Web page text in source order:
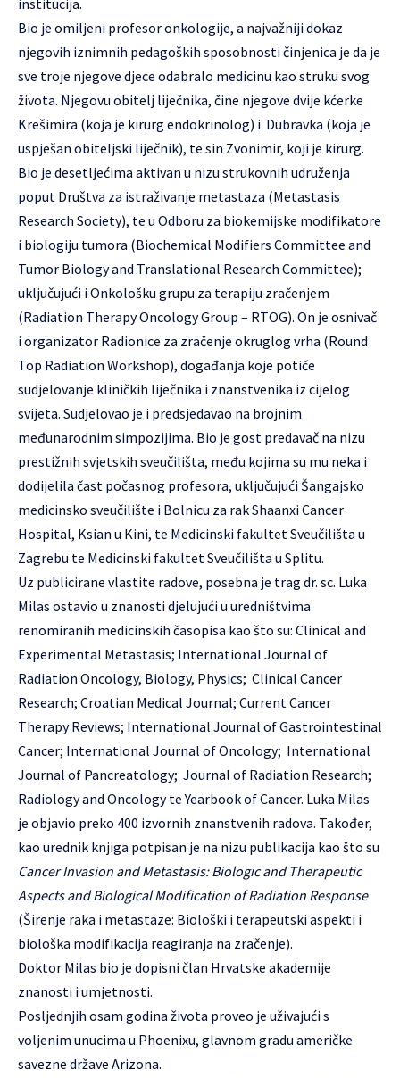
institucija.
Bio je omiljeni profesor onkologije, a najvažniji dokaz
njegovih iznimnih pedagoških sposobnosti činjenica je da je
sve troje njegove djece odabralo medicinu kao struku svog
života. Njegovu obitelj liječnika, čine njegove dvije kćerke
Krešimira (koja je kirurg endokrinolog) i Dubravka (koja je
uspješan obiteljski liječnik), te sin Zvonimir, koji je kirurg.
Bio je desetljećima aktivan u nizu strukovnih udruženja
poput Društva za istraživanje metastaza (Metastasis
Research Society), te u Odboru za biokemijske modifikatore
i biologiju tumora (Biochemical Modifiers Committee and
Tumor Biology and Translational Research Committee);
uključujući i Onkološku grupu za terapiju zračenjem
(Radiation Therapy Oncology Group – RTOG). On je osnivač
i organizator Radionice za zračenje okruglog vrha (Round
Top Radiation Workshop), događanja koje potiče
sudjelovanje kliničkih liječnika i znanstvenika iz cijelog
svijeta. Sudjelovao je i predsjedavao na brojnim
međunarodnim simpozijima. Bio je gost predavač na nizu
prestižnih svjetskih sveučilišta, među kojima su mu neka i
dodijelila čast počasnog profesora, uključujući Šangajsko
medicinsko sveučilište i Bolnicu za rak Shaanxi Cancer
Hospital, Ksian u Kini, te Medicinski fakultet Sveučilišta u
Zagrebu te Medicinski fakultet Sveučilišta u Splitu.
Uz publicirane vlastite radove, posebna je trag dr. sc. Luka
Milas ostavio u znanosti djelujući u uredništvima
renomiranih medicinskih časopisa kao što su: Clinical and
Experimental Metastasis; International Journal of
Radiation Oncology, Biology, Physics; Clinical Cancer
Research; Croatian Medical Journal; Current Cancer
Therapy Reviews; International Journal of Gastrointestinal
Cancer; International Journal of Oncology; International
Journal of Pancreatology; Journal of Radiation Research;
Radiology and Oncology te Yearbook of Cancer. Luka Milas
je objavio preko 400 izvornih znanstvenih radova. Također,
kao urednik knjiga potpisan je na nizu publikacija kao što su
Cancer Invasion and Metastasis: Biologic and Therapeutic
Aspects and Biological Modification of Radiation Response
(Širenje raka i metastaze: Biološki i terapeutski aspekti i
biološka modifikacija reagiranja na zračenje).
Doktor Milas bio je dopisni član Hrvatske akademije
znanosti i umjetnosti.
Posljednjih osam godina života proveo je uživajući s
voljenim unucima u Phoenixu, glavnom gradu američke
savezne države Arizona.